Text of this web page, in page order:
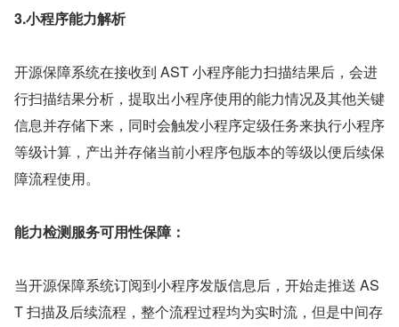
3.小程序能力解析
开源保障系统在接收到 AST 小程序能力扫描结果后，会进
行扫描结果分析，提取出小程序使用的能力情况及其他关键
信息并存储下来，同时会触发小程序定级任务来执行小程序
等级计算，产出并存储当前小程序包版本的等级以便后续保
障流程使用。
能力检测服务可用性保障：
当开源保障系统订阅到小程序发版信息后，开始走推送 AS
T 扫描及后续流程，整个流程过程均为实时流，但是中间存